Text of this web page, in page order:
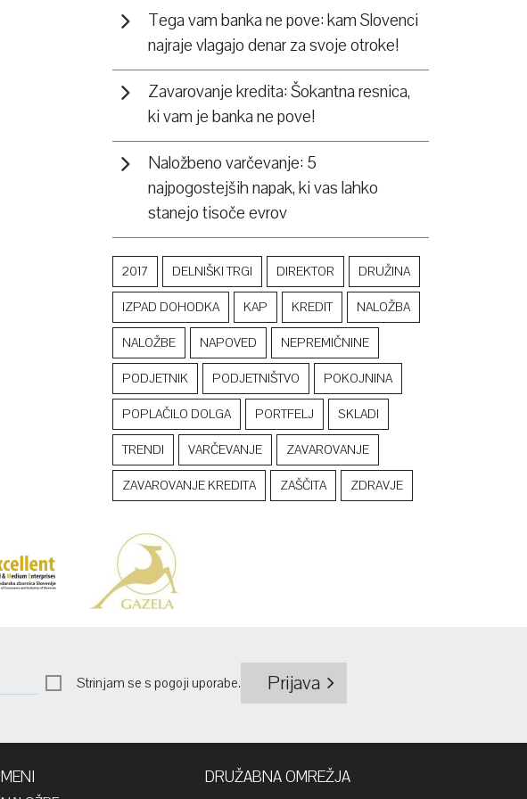
Tega vam banka ne pove: kam Slovenci
najraje vlagajo denar za svoje otroke!
Zavarovanje kredita: Šokantna resnica,
ki vam je banka ne pove!
Naložbeno varčevanje: 5
najpogostejših napak, ki vas lahko
stanejo tisoče evrov
2017 DELNIŠKI TRGI DIREKTOR DRUŽINA
IZPAD DOHODKA KAP KREDIT NALOŽBA
NALOŽBE NAPOVED NEPREMIČNINE
PODJETNIK PODJETNIŠTVO POKOJNINA
POPLAČILO DOLGA PORTFELJ SKLADI
TRENDI VARČEVANJE ZAVAROVANJE
ZAVAROVANJE KREDITA ZAŠČITA ZDRAVJE
Strinjam se spogoji uporabe. Prijava
MENI DRUŽABNA OMREŽJA